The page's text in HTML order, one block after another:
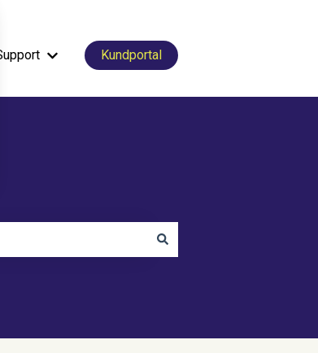
Visa undermeny för Support
Kundportal